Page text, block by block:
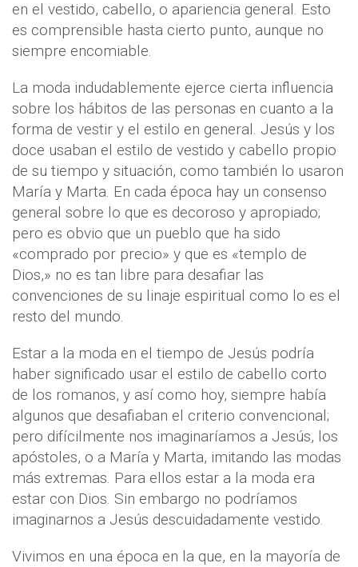
en el vestido, cabello, o apariencia general. Esto
es comprensible hasta cierto punto, aunque no
siempre encomiable.
La moda indudablemente ejerce cierta influencia
sobre los hábitos de las personas en cuanto a la
forma de vestir y el estilo en general. Jesús y los
doce usaban el estilo de vestido y cabello propio
de su tiempo y situación, como también lo usaron
María y Marta. En cada época hay un consenso
general sobre lo que es decoroso y apropiado;
pero es obvio que un pueblo que ha sido
«comprado por precio» y que es «templo de
Dios,» no es tan libre para desafiar las
convenciones de su linaje espiritual como lo es el
resto del mundo.
Estar a la moda en el tiempo de Jesús podría
haber significado usar el estilo de cabello corto
de los romanos, y así como hoy, siempre había
algunos que desafiaban el criterio convencional;
pero difícilmente nos imaginaríamos a Jesús, los
apóstoles, o a María y Marta, imitando las modas
más extremas. Para ellos estar a la moda era
estar con Dios. Sin embargo no podríamos
imaginarnos a Jesús descuidadamente vestido.
Vivimos en una época en la que, en la mayoría de